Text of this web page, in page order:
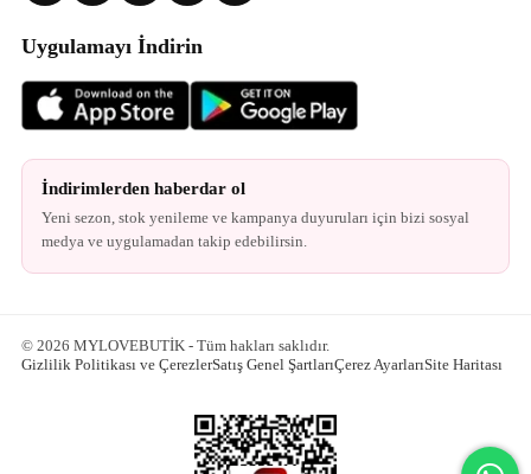
Uygulamayı İndirin
İndirimlerden haberdar ol
Yeni sezon, stok yenileme ve kampanya duyuruları için bizi sosyal
medya ve uygulamadan takip edebilirsin.
© 2026 MYLOVEBUTİK - Tüm hakları saklıdır.
Gizlilik Politikası ve ÇerezlerSatış Genel ŞartlarıÇerez AyarlarıSite Haritası